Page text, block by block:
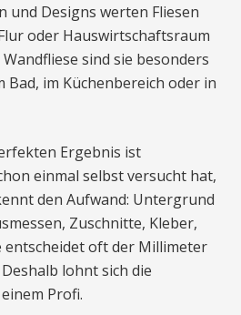
und Designs werten Fliesen
oder Hauswirtschaftsraum
sind sie besonders
Bad, im Küchenbereich oder in
Ergebnis ist
einmal selbst versucht hat,
den Aufwand: Untergrund
Zuschnitte, Kleber,
entscheidet oft der Millimeter
lohnt sich die
Profi.